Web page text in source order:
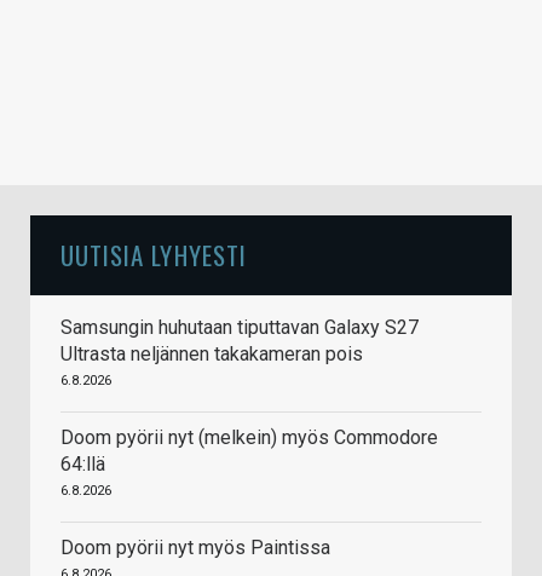
UUTISIA LYHYESTI
Samsungin huhutaan tiputtavan Galaxy S27
Ultrasta neljännen takakameran pois
6.8.2026
Doom pyörii nyt (melkein) myös Commodore
64:llä
6.8.2026
Doom pyörii nyt myös Paintissa